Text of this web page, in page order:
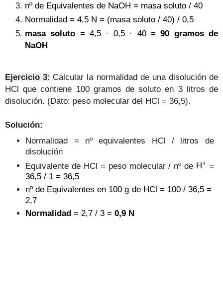
nº de Equivalentes de NaOH = masa soluto / 40
Normalidad = 4,5 N = (masa soluto / 40) / 0,5
masa soluto = 4,5 · 0,5 · 40 =90 gramos de
NaOH
Ejercicio 3: Calcular la normalidad de una disolución de
HCl que contiene 100 gramos de soluto en 3 litros de
disolución. (Dato: peso molecular del HCl = 36,5).
Solución:
Normalidad = nº equivalentes HCl / litros de
disolución
Equivalente de HCl = peso molecular / nº de H+ =
36,5 / 1 = 36,5
nº de Equivalentes en 100 g de HCl = 100 / 36,5 =
2,7
Normalidad= 2,7 / 3 =0,9 N